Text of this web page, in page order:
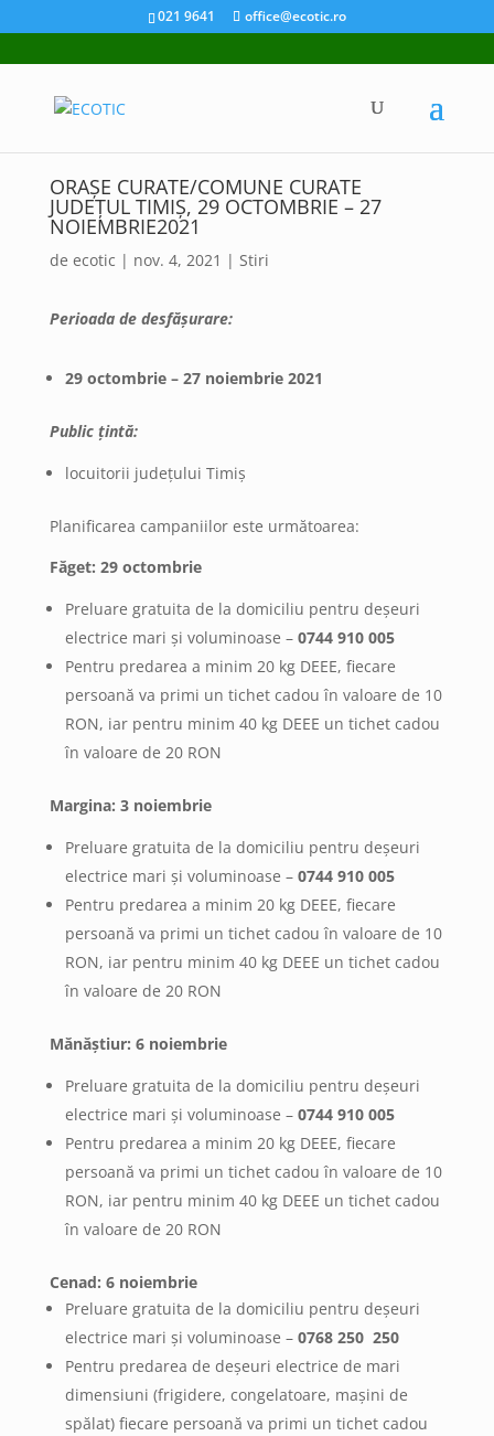
021 9641 office@ecotic.ro
ORAȘE CURATE/COMUNE CURATE
JUDEȚUL TIMIȘ, 29 OCTOMBRIE – 27
NOIEMBRIE2021
de ecotic | nov. 4, 2021 | Stiri
Perioada de desfășurare:
29 octombrie – 27 noiembrie 2021
Public țintă:
locuitorii județului Timiș
Planificarea campaniilor este următoarea:
Făget: 29 octombrie
Preluare gratuita de la domiciliu pentru deșeuri
electrice mari și voluminoase – 0744 910 005
Pentru predarea a minim 20 kg DEEE, fiecare
persoană va primi un tichet cadou în valoare de 10
RON, iar pentru minim 40 kg DEEE un tichet cadou
în valoare de 20 RON
Margina: 3 noiembrie
Preluare gratuita de la domiciliu pentru deșeuri
electrice mari și voluminoase – 0744 910 005
Pentru predarea a minim 20 kg DEEE, fiecare
persoană va primi un tichet cadou în valoare de 10
RON, iar pentru minim 40 kg DEEE un tichet cadou
în valoare de 20 RON
Mănăștiur: 6 noiembrie
Preluare gratuita de la domiciliu pentru deșeuri
electrice mari și voluminoase – 0744 910 005
Pentru predarea a minim 20 kg DEEE, fiecare
persoană va primi un tichet cadou în valoare de 10
RON, iar pentru minim 40 kg DEEE un tichet cadou
în valoare de 20 RON
Cenad: 6 noiembrie
Preluare gratuita de la domiciliu pentru deșeuri
electrice mari și voluminoase – 0768 250 250
Pentru predarea de deșeuri electrice de mari
dimensiuni (frigidere, congelatoare, mașini de
spălat) fiecare persoană va primi un tichet cadou